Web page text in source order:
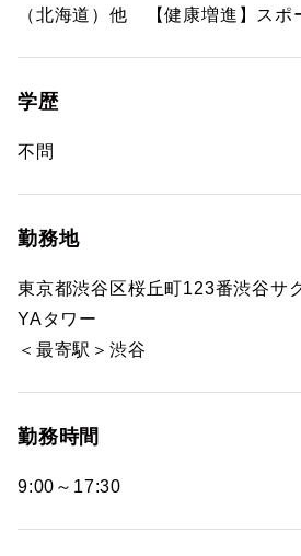
（北海道）他 【健康増進】スポ
学歴
不問
勤務地
東京都渋谷区桜丘町123番渋谷サ
YAタワー
＜最寄駅＞渋谷
勤務時間
9:00～17:30